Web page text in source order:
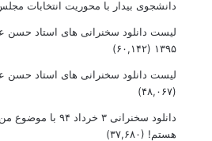
دانشجوی بیدار با محوریت انتخابات
۱۳۹۵ (۶۰,۱۴۲)
لیست دانلود سخنرانی های استاد حسن
(۴۸,۰۶۷)
دانلود سخنرانی ۳
هستم! (۳۷,۶۸۰)